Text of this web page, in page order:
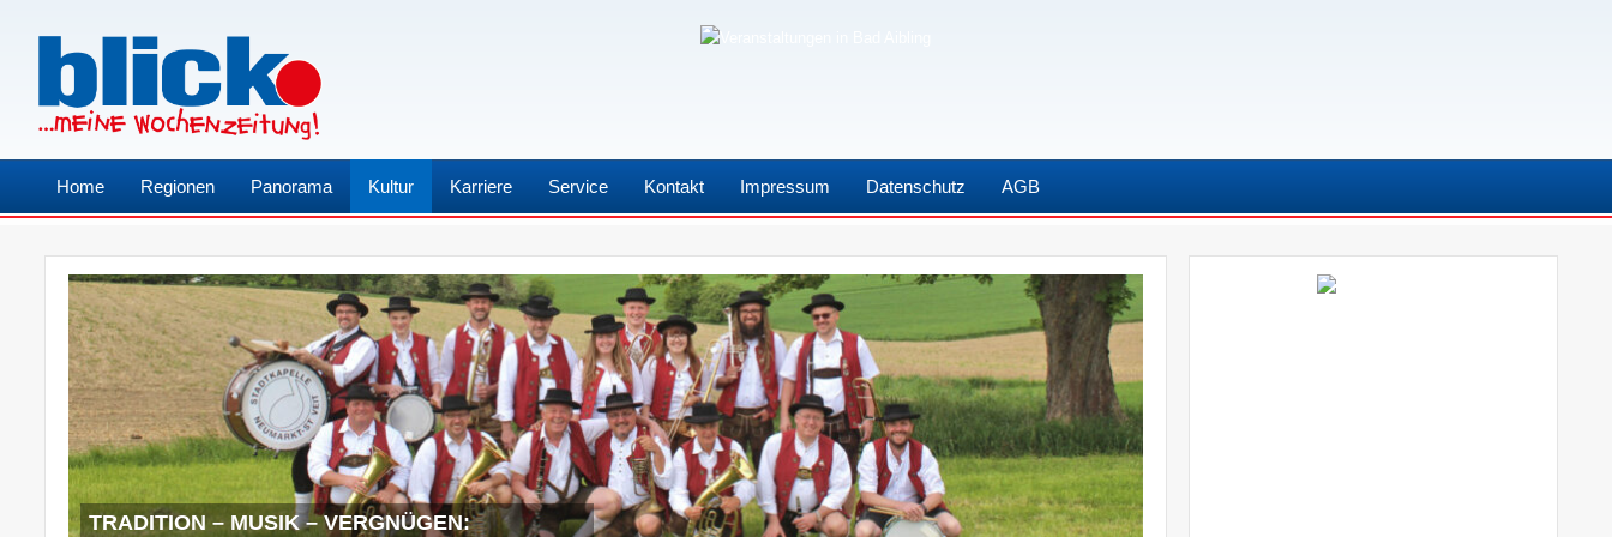
Home Regionen Panorama Kultur Karriere Service Kontakt Impressum Datenschutz AGB
TRADITION – MUSIK – VERGNÜGEN: